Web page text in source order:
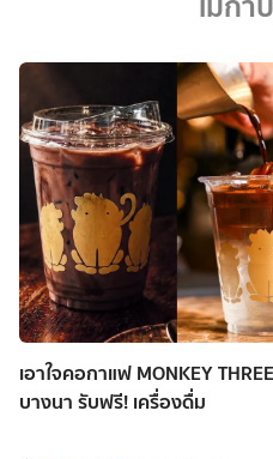
เอาใจคอกาแฟ MONKEY
บางนา รับฟรี! เครื่องดื่ม